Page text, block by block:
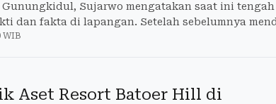
Sujarwo mengatakan saat ini tengah
dan fakta di lapangan. Setelah sebelumnya
dari Polres Gunungkidul.
WIB
Aset Resort Batoer Hill di